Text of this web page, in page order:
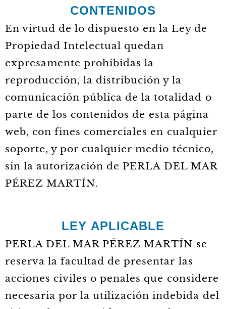
CONTENIDOS
En virtud de lo dispuesto en la Ley de
Propiedad Intelectual quedan
expresamente prohibidas la
reproducción, la distribución y la
comunicación pública de la totalidad o
parte de los contenidos de esta página
web, con fines comerciales en cualquier
soporte, y por cualquier medio técnico,
sin la autorización de PERLA DEL MAR
PÉREZ MARTÍN.
LEY APLICABLE
PERLA DEL MAR PÉREZ MARTÍN se
reserva la facultad de presentar las
acciones civiles o penales que considere
necesaria por la utilización indebida del